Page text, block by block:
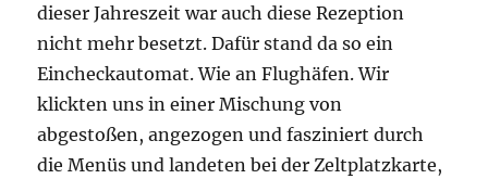
dieser Jahreszeit war auch diese Rezeption
nicht mehr besetzt. Dafür stand da so ein
Eincheckautomat. Wie an Flughäfen. Wir
klickten uns in einer Mischung von
abgestoßen, angezogen und fasziniert durch
die Menüs und landeten bei der Zeltplatzkarte,